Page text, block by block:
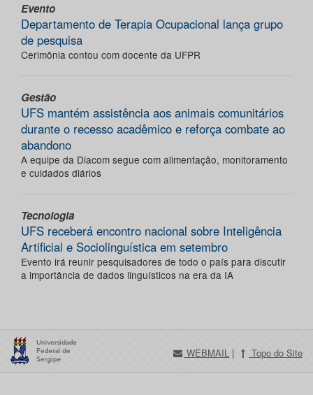
Evento
Departamento de Terapia Ocupacional lança grupo
de pesquisa
Cerimônia contou com docente da UFPR
Gestão
UFS mantém assistência aos animais comunitários
durante o recesso acadêmico e reforça combate ao
abandono
A equipe da Diacom segue com alimentação, monitoramento
e cuidados diários
Tecnologia
UFS receberá encontro nacional sobre Inteligência
Artificial e Sociolinguística em setembro
Evento irá reunir pesquisadores de todo o país para discutir
a importância de dados linguísticos na era da IA
WEBMAIL | Topo do Site